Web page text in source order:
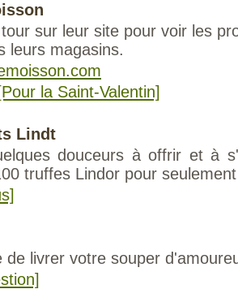
sur leur site pour voir les
leurs magasins.
[Pour la Saint-Valentin]
Lindt
douceurs à offrir et à
truffes Lindor pour
de livrer votre souper